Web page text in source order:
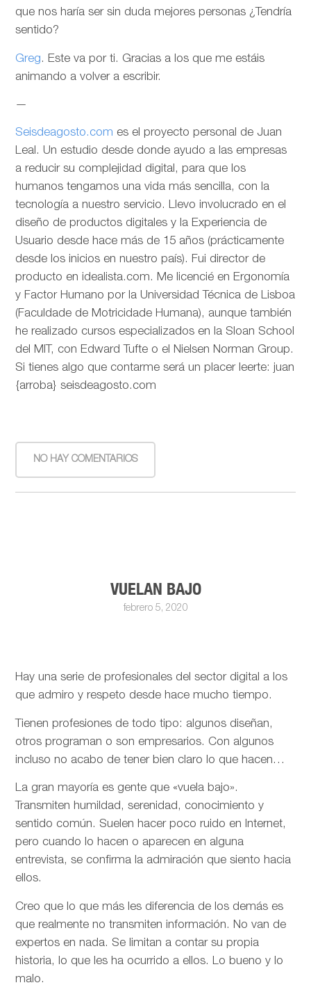
que nos haría ser sin duda mejores personas ¿Tendría
sentido?
Greg. Este va por ti. Gracias a los que me estáis
animando a volver a escribir.
—
Seisdeagosto.com es el proyecto personal de Juan
Leal. Un estudio desde donde ayudo a las empresas
a reducir su complejidad digital, para que los
humanos tengamos una vida más sencilla, con la
tecnología a nuestro servicio. Llevo involucrado en el
diseño de productos digitales y la Experiencia de
Usuario desde hace más de 15 años (prácticamente
desde los inicios en nuestro país). Fui director de
producto en idealista.com. Me licencié en Ergonomía
y Factor Humano por la Universidad Técnica de Lisboa
(Faculdade de Motricidade Humana), aunque también
he realizado cursos especializados en la Sloan School
del MIT, con Edward Tufte o el Nielsen Norman Group.
Si tienes algo que contarme será un placer leerte: juan
{arroba} seisdeagosto.com
NO HAY COMENTARIOS
VUELAN BAJO
febrero 5, 2020
Hay una serie de profesionales del sector digital a los
que admiro y respeto desde hace mucho tiempo.
Tienen profesiones de todo tipo: algunos diseñan,
otros programan o son empresarios. Con algunos
incluso no acabo de tener bien claro lo que hacen…
La gran mayoría es gente que «vuela bajo».
Transmiten humildad, serenidad, conocimiento y
sentido común. Suelen hacer poco ruido en Internet,
pero cuando lo hacen o aparecen en alguna
entrevista, se confirma la admiración que siento hacia
ellos.
Creo que lo que más les diferencia de los demás es
que realmente no transmiten información. No van de
expertos en nada. Se limitan a contar su propia
historia, lo que les ha ocurrido a ellos. Lo bueno y lo
malo.